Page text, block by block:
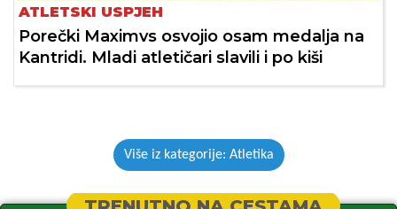
ATLETSKI USPJEH
Porečki Maximvs osvojio osam medalja na
Kantridi. Mladi atletičari slavili i po kiši
Više iz kategorije: Atletika